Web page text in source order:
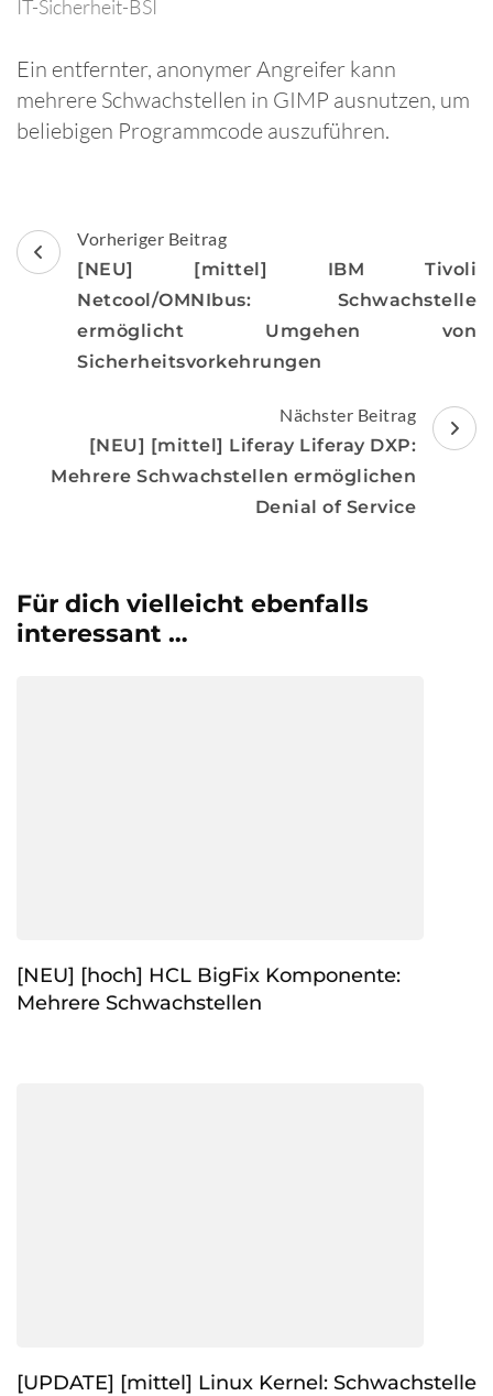
IT-Sicherheit-BSI
Ein entfernter, anonymer Angreifer kann
mehrere Schwachstellen in GIMP ausnutzen, um
beliebigen Programmcode auszuführen.
Beitragsnavigation
Vorheriger Beitrag
[NEU] [mittel] IBM Tivoli
Netcool/OMNIbus: Schwachstelle
ermöglicht Umgehen von
Sicherheitsvorkehrungen
Nächster Beitrag
[NEU] [mittel] Liferay Liferay DXP:
Mehrere Schwachstellen ermöglichen
Denial of Service
Für dich vielleicht ebenfalls
interessant …
[NEU] [hoch] HCL BigFix Komponente:
Mehrere Schwachstellen
[UPDATE] [mittel] Linux Kernel: Schwachstelle